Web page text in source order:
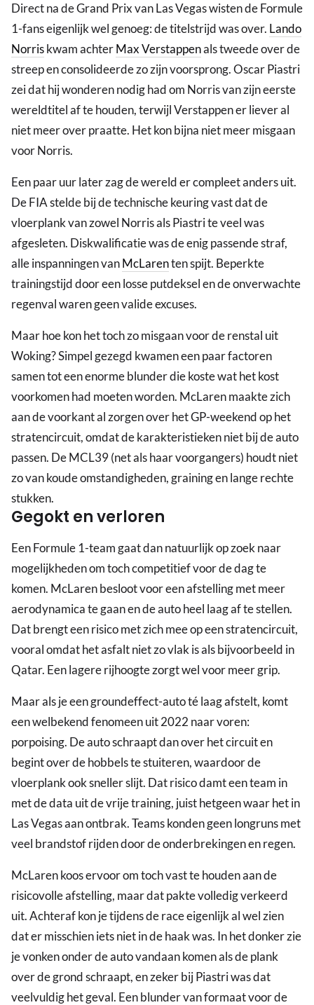
Direct na de Grand Prix van Las Vegas wisten de Formule
1-fans eigenlijk wel genoeg: de titelstrijd was over. Lando
Norriskwam achterMax Verstappenals tweede over de
streep en consolideerde zo zijn voorsprong. Oscar Piastri
zei dat hij wonderen nodig had om Norris van zijn eerste
wereldtitel af te houden, terwijl Verstappen er liever al
niet meer over praatte. Het kon bijna niet meer misgaan
voor Norris.
Een paar uur later zag de wereld er compleet anders uit.
De FIA stelde bij de technische keuring vast dat de
vloerplank van zowel Norris als Piastri te veel was
afgesleten. Diskwalificatie was de enig passende straf,
alle inspanningen vanMcLarenten spijt. Beperkte
trainingstijd door een losse putdeksel en de onverwachte
regenval waren geen valide excuses.
Maar hoe kon het toch zo misgaan voor de renstal uit
Woking? Simpel gezegd kwamen een paar factoren
samen tot een enorme blunder die koste wat het kost
voorkomen had moeten worden. McLaren maakte zich
aan de voorkant al zorgen over het GP-weekend op het
stratencircuit, omdat de karakteristieken niet bij de auto
passen. De MCL39 (net als haar voorgangers) houdt niet
zo van koude omstandigheden, graining en lange rechte
stukken.
Gegokt en verloren
Een Formule 1-team gaat dan natuurlijk op zoek naar
mogelijkheden om toch competitief voor de dag te
komen. McLaren besloot voor een afstelling met meer
aerodynamica te gaan en de auto heel laag af te stellen.
Dat brengt een risico met zich mee op een stratencircuit,
vooral omdat het asfalt niet zo vlak is als bijvoorbeeld in
Qatar. Een lagere rijhoogte zorgt wel voor meer grip.
Maar als je een groundeffect-auto té laag afstelt, komt
een welbekend fenomeen uit 2022 naar voren:
porpoising. De auto schraapt dan over het circuit en
begint over de hobbels te stuiteren, waardoor de
vloerplank ook sneller slijt. Dat risico damt een team in
met de data uit de vrije training, juist hetgeen waar het in
Las Vegas aan ontbrak. Teams konden geen longruns met
veel brandstof rijden door de onderbrekingen en regen.
McLaren koos ervoor om toch vast te houden aan de
risicovolle afstelling, maar dat pakte volledig verkeerd
uit. Achteraf kon je tijdens de race eigenlijk al wel zien
dat er misschien iets niet in de haak was. In het donker zie
je vonken onder de auto vandaan komen als de plank
over de grond schraapt, en zeker bij Piastri was dat
veelvuldig het geval. Een blunder van formaat voor de